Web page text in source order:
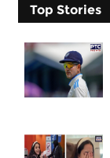
Top Stories